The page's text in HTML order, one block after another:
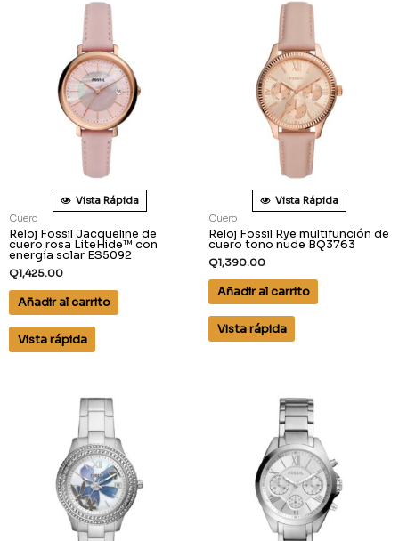
Vista Rápida
Cuero
Reloj Fossil Jacqueline de
cuero rosa LiteHide™ con
energía solar ES5092
Q1,425.00
Añadir al carrito
Vista rápida
Vista Rápida
Cuero
Reloj Fossil Rye multifunción de
cuero tono nude BQ3763
Q1,390.00
Añadir al carrito
Vista rápida